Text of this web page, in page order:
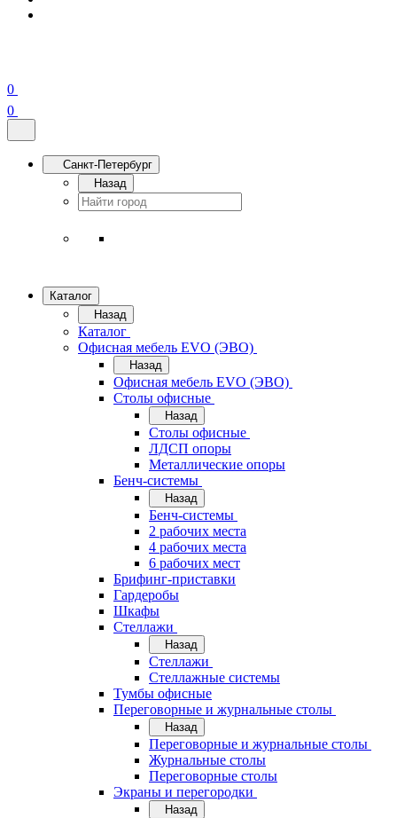
0
0
Санкт-Петербург
Назад
Каталог
Назад
Каталог
Офисная мебель EVO (ЭВО)
Назад
Офисная мебель EVO (ЭВО)
Cтолы офисные
Назад
Cтолы офисные
ЛДСП опоры
Металлические опоры
Бенч-системы
Назад
Бенч-системы
2 рабочих места
4 рабочих места
6 рабочих мест
Брифинг-приставки
Гардеробы
Шкафы
Стеллажи
Назад
Стеллажи
Стеллажные системы
Тумбы офисные
Переговорные и журнальные столы
Назад
Переговорные и журнальные столы
Журнальные столы
Переговорные столы
Экраны и перегородки
Назад